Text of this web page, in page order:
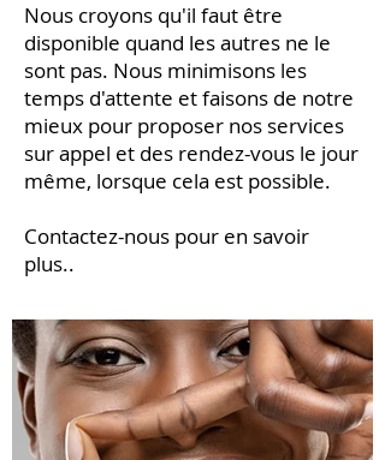
Nous croyons qu'il faut être
disponible quand les autres ne le
sont pas. Nous minimisons les
temps d'attente et faisons de notre
mieux pour proposer nos services
sur appel et des rendez-vous le jour
même, lorsque cela est possible.
Contactez-nous pour en savoir
plus..